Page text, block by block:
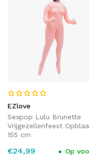
EZlove
Sexpop Lulu Brunette
Vrijgezellenfeest
155 cm
€24,99 Op